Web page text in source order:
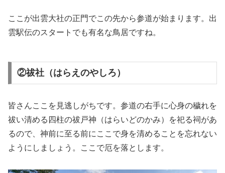
ここが出雲大社の正門でこの先から参道が始まります。出
雲駅伝のスタートでも有名な鳥居ですね。
②祓社（はらえのやしろ）
皆さんここを見逃しがちです。参道の右手に心身の穢れを
祓い清める四柱の祓戸神（はらいどのかみ）を祀る祠があ
るので、神前に至る前にここで身を清めることを忘れない
ようにしましょう。ここで厄を落とします。